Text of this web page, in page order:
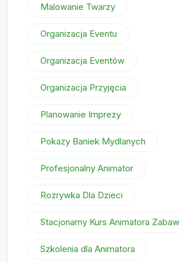
Malowanie Twarzy
Organizacja Eventu
Organizacja Eventów
Organizacja Przyjęcia
Planowanie Imprezy
Pokazy Baniek Mydlanych
Profesjonalny Animator
Rozrywka Dla Dzieci
Stacjonarny Kurs Animatora Zabaw
Szkolenia dla Animatora